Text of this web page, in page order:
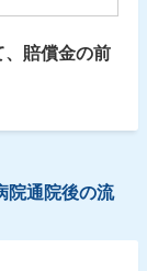
、賠償金の前
院通院後の流